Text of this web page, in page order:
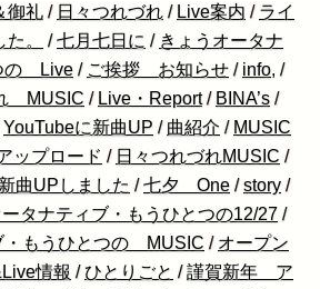
御礼 / 日々つれづれ / Live案内 / ライ
。 /七月七日に / きょうオータナ
の Live / ご挨拶 お知らせ / info, /
MUSIC / Live・Report / BINA’s /
YouTubeに新曲UP / 曲紹介 / MUSIC
ップロード / 日々つれづれMUSIC /
新曲UPしました /七夕 One /story /
タナティブ・もうひとつの12/27 /
・もうひとつの MUSIC / オープン
情報 /ひとりごと /謹賀新年 ア